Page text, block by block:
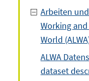
Arbeiten
Working
World
ALWA
dataset